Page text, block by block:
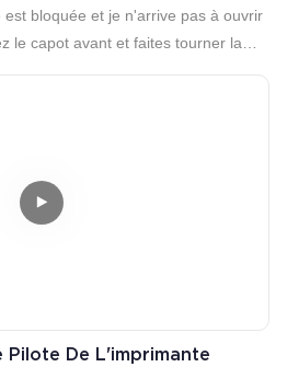
Pas ?
bloquée et je n'arrive pas à ouvrir
le capot avant et faites tourner la
Pilote De L'imprimante